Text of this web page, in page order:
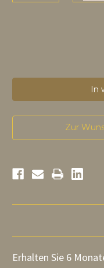
Zur
Erhalten Sie 6